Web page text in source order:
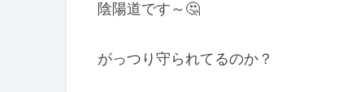
陰陽道です～🤔
がっつり守られてるのか？